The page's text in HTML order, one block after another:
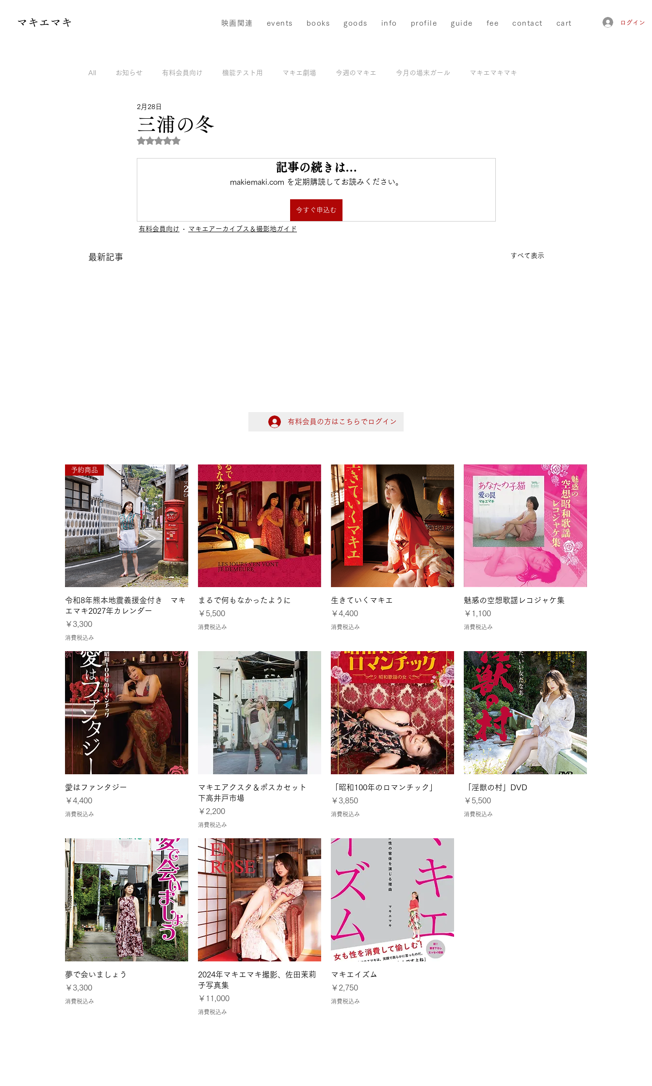
映画関連 events books goods info profile guide fee contact cart
​マキエマキ ログイン
ログイン
有料会員の方はこちらでログイン
クイックビュー
予約商品
令和8年熊本地震義援金付き マキ
エマキ2027年カレンダー
価格
￥3,300
消費税込み
クイックビュー
まるで何もなかったように
価格
￥5,500
消費税込み
クイックビュー
生きていくマキエ
価格
￥4,400
消費税込み
クイックビュー
魅惑の空想歌謡レコジャケ集
価格
￥1,100
消費税込み
クイックビュー
愛はファンタジー
価格
￥4,400
消費税込み
クイックビュー
マキエアクスタ＆ポスカセット
下高井戸市場
価格
￥2,200
消費税込み
クイックビュー
「昭和100年のロマンチック」
価格
￥3,850
消費税込み
クイックビュー
「淫獣の村」DVD
価格
￥5,500
消費税込み
クイックビュー
夢で会いましょう
価格
￥3,300
消費税込み
クイックビュー
2024年マキエマキ撮影、佐田茉莉
子写真集
価格
￥11,000
消費税込み
クイックビュー
マキエイズム
価格
￥2,750
消費税込み
All お知らせ 有料会員向け 機能テスト用 マキエ劇場 今週のマキエ 今月の場末ガール マキエマキマキ
マキエマキのnoteから
三浦の冬
2月28日
5つ星のうちNaNと評価されています。
記事の続きは…
makiemaki.com を定期購読してお読みください。
今すぐ申込む
有料会員向け マキエアーカイブス＆撮影地ガイド
最新記事 すべて表示
●7月26日〜8月1日 令和8年熊本地震に